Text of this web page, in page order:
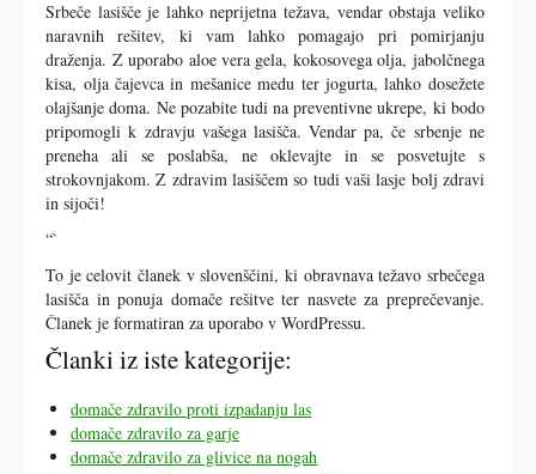
Srbeče lasišče je lahko neprijetna težava, vendar obstaja veliko
naravnih rešitev, ki vam lahko pomagajo pri pomirjanju
draženja. Z uporabo aloe vera gela, kokosovega olja, jabolčnega
kisa, olja čajevca in mešanice medu ter jogurta, lahko dosežete
olajšanje doma. Ne pozabite tudi na preventivne ukrepe, ki bodo
pripomogli k zdravju vašega lasišča. Vendar pa, če srbenje ne
preneha ali se poslabša, ne oklevajte in se posvetujte s
strokovnjakom. Z zdravim lasiščem so tudi vaši lasje bolj zdravi
in sijoči!
“`
To je celovit članek v slovenščini, ki obravnava težavo srbečega
lasišča in ponuja domače rešitve ter nasvete za preprečevanje.
Članek je formatiran za uporabo v WordPressu.
Članki iz iste kategorije:
domače zdravilo proti izpadanju las
domače zdravilo za garje
domače zdravilo za glivice na nogah